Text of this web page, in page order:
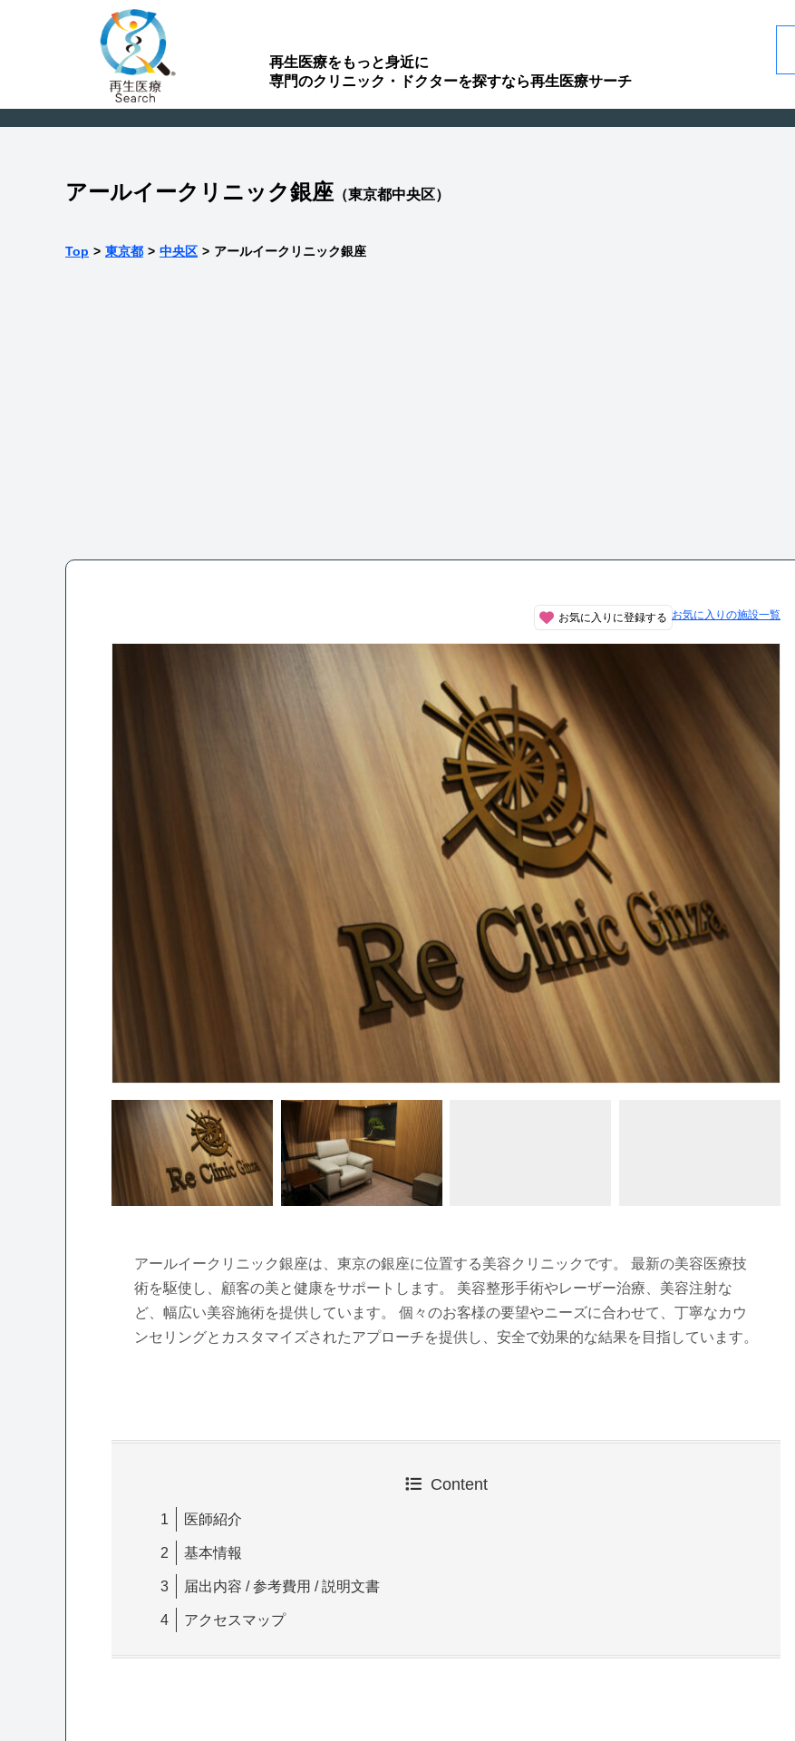
再生医療をもっと身近に
専門のクリニック・ドクターを探すなら再生医療サーチ
アールイークリニック銀座 （東京都中央区）
Top > 東京都 > 中央区 > アールイークリニック銀座
お気に入りに登録する お気に入りの施設一覧
アールイークリニック銀座は、東京の銀座に位置する美容クリニックです。 最新の美容医療技
術を駆使し、顧客の美と健康をサポートします。 美容整形手術やレーザー治療、美容注射な
ど、幅広い美容施術を提供しています。 個々のお客様の要望やニーズに合わせて、丁寧なカウ
ンセリングとカスタマイズされたアプローチを提供し、安全で効果的な結果を目指しています。
Content
医師紹介
基本情報
届出内容 / 参考費用 / 説明文書
アクセスマップ